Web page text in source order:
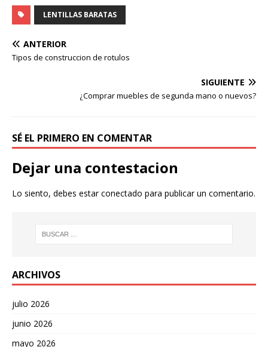
LENTILLAS BARATAS
ANTERIOR
Tipos de construccion de rotulos
SIGUIENTE
¿Comprar muebles de segunda mano o nuevos?
SÉ EL PRIMERO EN COMENTAR
Dejar una contestacion
Lo siento, debes estarconectado para publicar un comentario.
ARCHIVOS
julio 2026
junio 2026
mayo 2026